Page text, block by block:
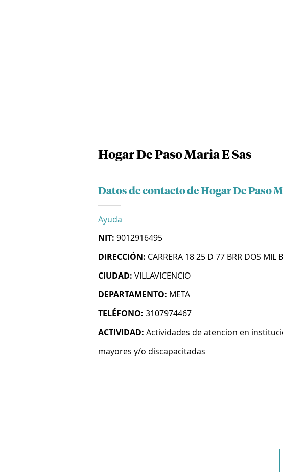
Hogar De Paso Maria E Sas
Datos de contacto de Hogar De Paso
Ayuda
NIT: 9012916495
DIRECCIÓN: CARRERA 18 25 D 77 BRR DOS MIL
CIUDAD: VILLAVICENCIO
DEPARTAMENTO: META
TELÉFONO: 3107974467
ACTIVIDAD: Actividades de atencion en
mayores y/o discapacitadas